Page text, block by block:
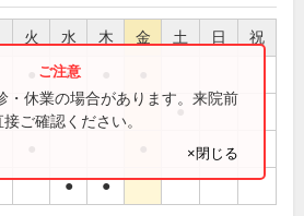
火 水 木 金 土 日 祝
●
●
● ●
・休業の場合があります。来院前
ご確認ください。
×閉じる